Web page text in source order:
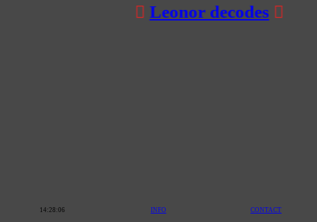
︎︎︎ Leonor decodes ︎︎︎
14:28:06 INFO CONTACT